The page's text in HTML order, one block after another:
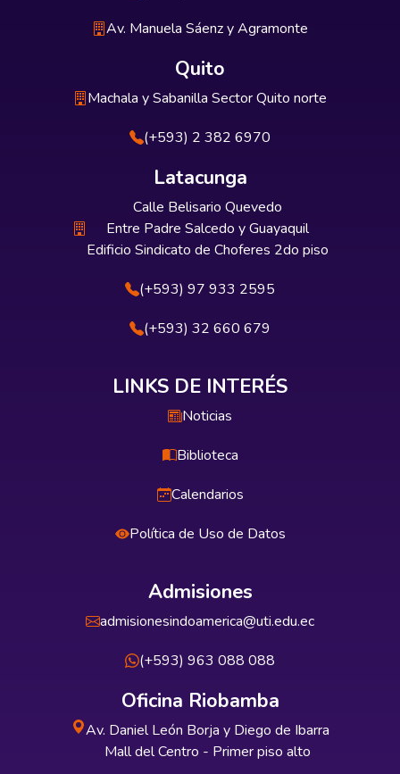
Av. Manuela Sáenz y Agramonte
Quito
Machala y Sabanilla Sector Quito norte
(+593) 2 382 6970
Latacunga
Calle Belisario Quevedo
Entre Padre Salcedo y Guayaquil
Edificio Sindicato de Choferes 2do piso
(+593) 97 933 2595
(+593) 32 660 679
LINKS DE INTERÉS
Noticias
Biblioteca
Calendarios
Política de Uso de Datos
Admisiones
admisionesindoamerica@uti.edu.ec
(+593) 963 088 088
Oficina Riobamba
Av. Daniel León Borja y Diego de Ibarra
Mall del Centro - Primer piso alto